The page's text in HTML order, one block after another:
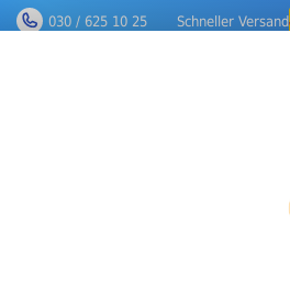
030 / 625 10 25 Schneller Versand